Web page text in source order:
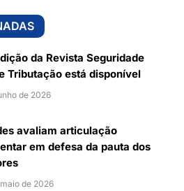
da Revista Seguridade
Tributação está disponível
de 2026
avaliam articulação
em defesa da pauta dos
de 2026